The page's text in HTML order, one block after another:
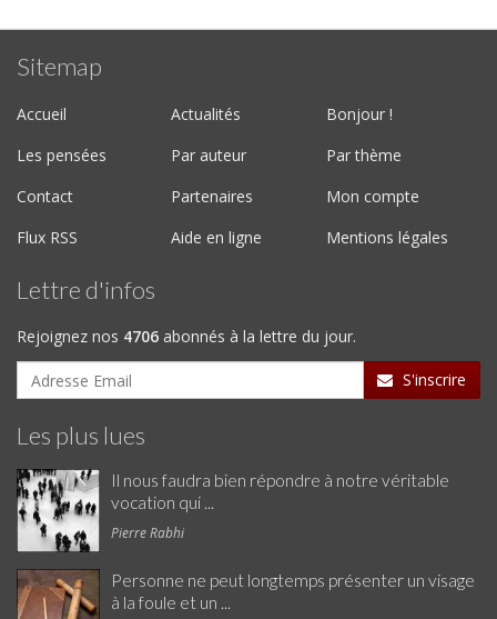
Sitemap
Accueil Actualités
Bonjour !
Les pensées
Par auteur
Par thème
Contact
Partenaires
Mon compte
Flux RSS
Aide en ligne Mentions légales
Lettre d'infos
Rejoignez nos 4706 abonnés à la lettre du jour.
S'inscrire
Les plus lues
Il nous faudra bien répondre à notre véritable
vocation qui ...
Pierre Rabhi
Personne ne peut longtemps présenter un visage
à la foule et un ...